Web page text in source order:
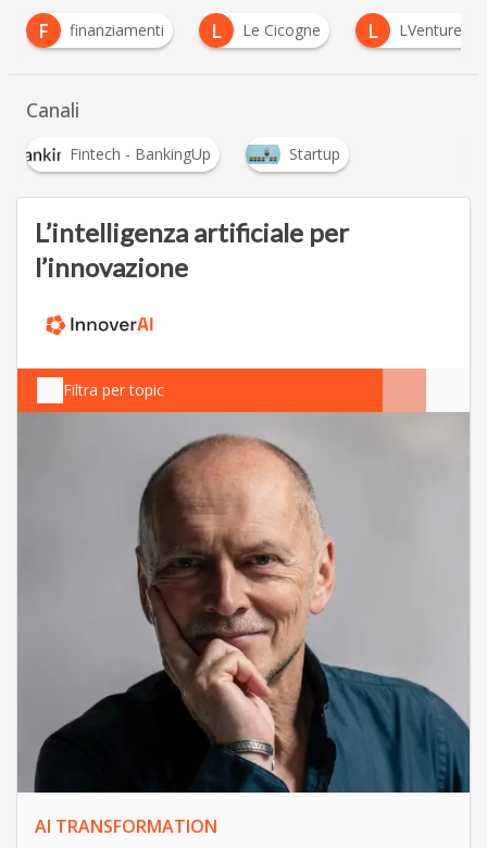
finanziamenti L Le Cicogne L
LVenture Group
Canali
Fintech - BankingUp Startup
L’intelligenza artificiale per
l’innovazione
Filtra per topic
AI TRANSFORMATION